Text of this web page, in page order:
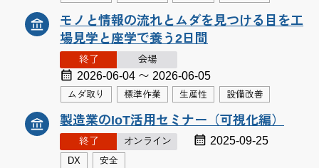
モノと情報の流れとムダを見つける目を工
場見学と座学で養う2日間
終了 会場
2026-06-04 〜 2026-06-05
ムダ取り 標準作業 生産性 設備改善
製造業のIoT活用セミナー（可視化編）
終了 オンライン 2025-09-25
DX 安全